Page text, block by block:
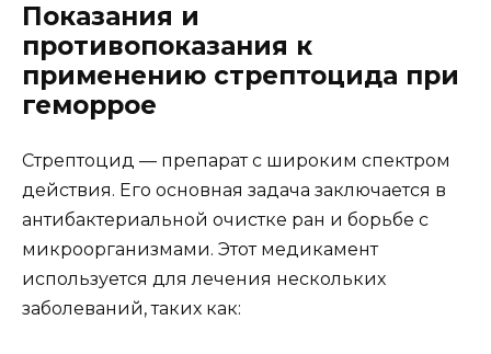
Показания и
противопоказания к
применению стрептоцида при
геморрое
Стрептоцид — препарат с широким спектром
действия. Его основная задача заключается в
антибактериальной очистке ран и борьбе с
микроорганизмами. Этот медикамент
используется для лечения нескольких
заболеваний, таких как: